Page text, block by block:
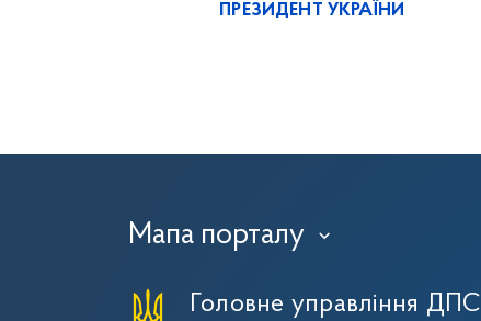
ПРЕЗИДЕНТ УКРАЇНИ
Мапа порталу ›
Головне управління ДПС